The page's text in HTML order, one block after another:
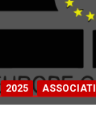
2025